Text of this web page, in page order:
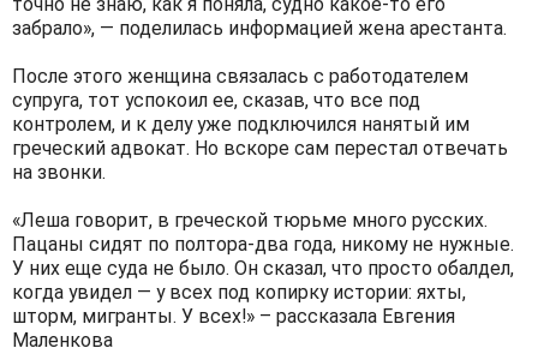
точно не знаю, как я поняла, судно какое-то его
забрало», — поделилась информацией жена арестанта.
После этого женщина связалась с работодателем
супруга, тот успокоил ее, сказав, что все под
контролем, и к делу уже подключился нанятый им
греческий адвокат. Но вскоре сам перестал отвечать
на звонки.
«Леша говорит, в греческой тюрьме много русских.
Пацаны сидят по полтора-два года, никому не нужные.
У них еще суда не было. Он сказал, что просто обалдел,
когда увидел — у всех под копирку истории: яхты,
шторм, мигранты. У всех!» – рассказала Евгения
Маленкова